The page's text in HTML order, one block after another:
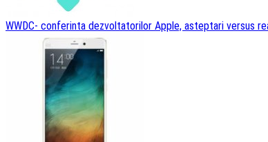
WWDC- conferinta dezvoltatorilor Apple, asteptari versus